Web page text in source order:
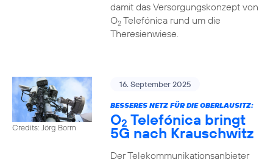
damit das Versorgungskonzept von
O2Telefónica rund um die
Theresienwiese.
Credits: Jörg Borm
16. September 2025
BESSERES NETZ FÜR DIE OBERLAUSITZ:
O2 Telefónica bringt
5G nach Krauschwitz
Der Telekommunikationsanbieter